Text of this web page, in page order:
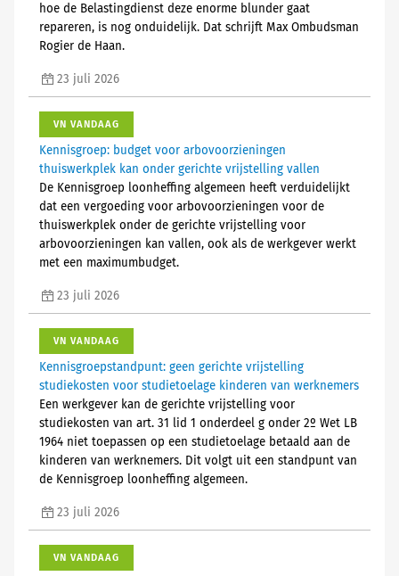
hoe de Belastingdienst deze enorme blunder gaat
repareren, is nog onduidelijk. Dat schrijft Max Ombudsman
Rogier de Haan.
23 juli 2026
VN VANDAAG
Kennisgroep: budget voor arbovoorzieningen
thuiswerkplek kan onder gerichte vrijstelling vallen
De Kennisgroep loonheffing algemeen heeft verduidelijkt
dat een vergoeding voor arbovoorzieningen voor de
thuiswerkplek onder de gerichte vrijstelling voor
arbovoorzieningen kan vallen, ook als de werkgever werkt
met een maximumbudget.
23 juli 2026
VN VANDAAG
Kennisgroepstandpunt: geen gerichte vrijstelling
studiekosten voor studietoelage kinderen van werknemers
Een werkgever kan de gerichte vrijstelling voor
studiekosten van art. 31 lid 1 onderdeel g onder 2º Wet LB
1964 niet toepassen op een studietoelage betaald aan de
kinderen van werknemers. Dit volgt uit een standpunt van
de Kennisgroep loonheffing algemeen.
23 juli 2026
VN VANDAAG